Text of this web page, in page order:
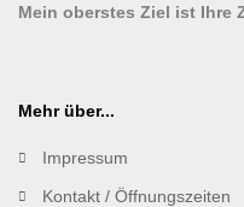
Mein oberstes Ziel ist Ihre
Mehr über...
Impressum
Kontakt / Öffnungszeiten